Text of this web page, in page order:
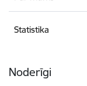
Statistika
Noderīgi